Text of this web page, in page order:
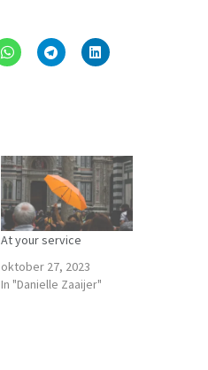
At your service
oktober 27, 2023
In "Danielle Zaaijer"